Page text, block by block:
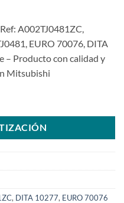
A002TJ0481ZC,
EURO 70076, DITA
– Producto con calidad y
Mitsubishi
, DITA 10277, EURO 70076